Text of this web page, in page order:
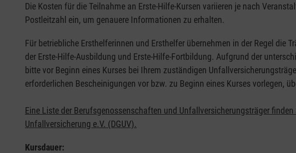
Die Kosten für die Teilnahme an Erste-Hilfe-Kursen variieren je nach
Postleitzahl ein, um genauere Informationen zu erhalten.
Für betriebliche Ersthelferinnen und Ersthelfer übernehmen in der Regel die
der Erste-Hilfe-Ausbildung und Erste-Hilfe-Fortbildung. Aufgrund der
bitte vor Beginn eines Kurses bei Ihrem zuständigen
erforderlichen Bescheinigungen vor bzw. zu Beginn eines Kurses vorlegen,
Eine Liste der Berufsgenossenschaften und Unfallversicherungsträger
Unfallversicherung e.V. (DGUV).
Kursdauer: